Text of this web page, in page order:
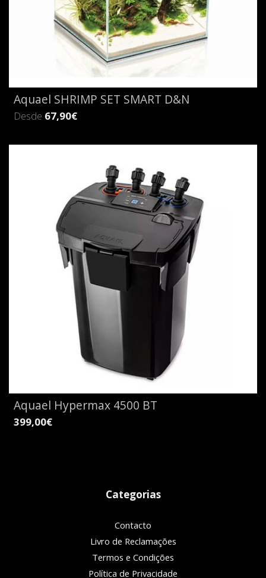
Aquael SHRIMP SET SMART D&N
Desde 67,90€
Aquael Hypermax 4500 BT
399,00€
Categorias
Contacto
Livro de Reclamações
Termos e Condições
Política de Privacidade